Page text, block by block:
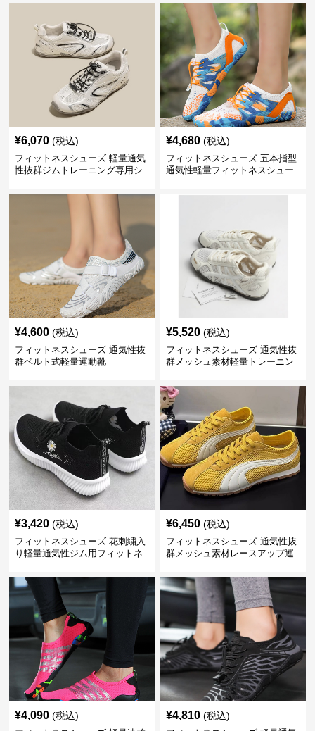
¥6,070 (税込)
フィットネスシューズ 軽量通気
性抜群ジムトレーニング専用シ
¥4,680 (税込)
フィットネスシューズ 五本指型
通気性軽量フィットネスシュー
¥4,600 (税込)
フィットネスシューズ 通気性抜
群ベルト式軽量運動靴
¥5,520 (税込)
フィットネスシューズ 通気性抜
群メッシュ素材軽量トレーニン
¥3,420 (税込)
フィットネスシューズ 花刺繍入
り軽量通気性ジム用フィットネ
¥6,450 (税込)
フィットネスシューズ 通気性抜
群メッシュ素材レースアップ運
¥4,090 (税込) ¥4,810 (税込)